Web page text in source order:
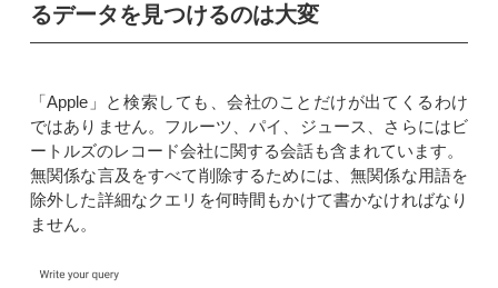
るデータを見つけるのは大変
「Apple」と検索しても、会社のことだけが出てくるわけ
ではありません。フルーツ、パイ、ジュース、さらにはビ
ートルズのレコード会社に関する会話も含まれています。
無関係な言及をすべて削除するためには、無関係な用語を
除外した詳細なクエリを何時間もかけて書かなければなり
ません。